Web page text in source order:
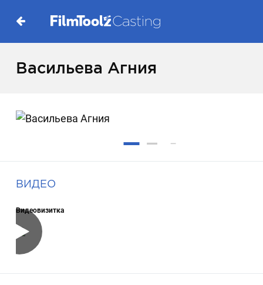
Васильева Агния
ВИДЕО
Видеовизитка